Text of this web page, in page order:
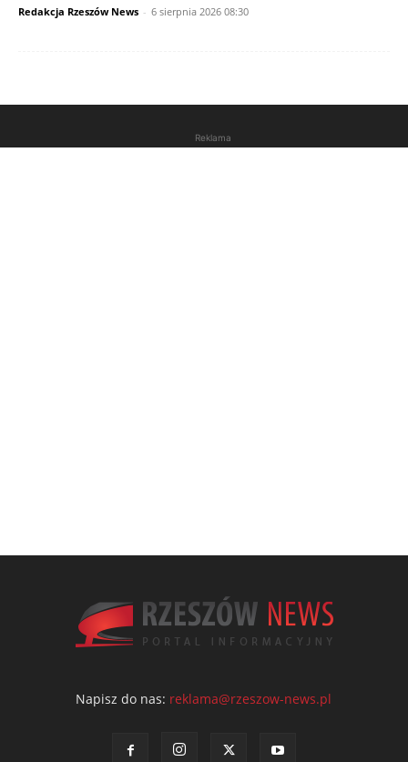
Redakcja Rzeszów News - 6 sierpnia 2026 08:30
Reklama
Napisz do nas: reklama@rzeszow-news.pl